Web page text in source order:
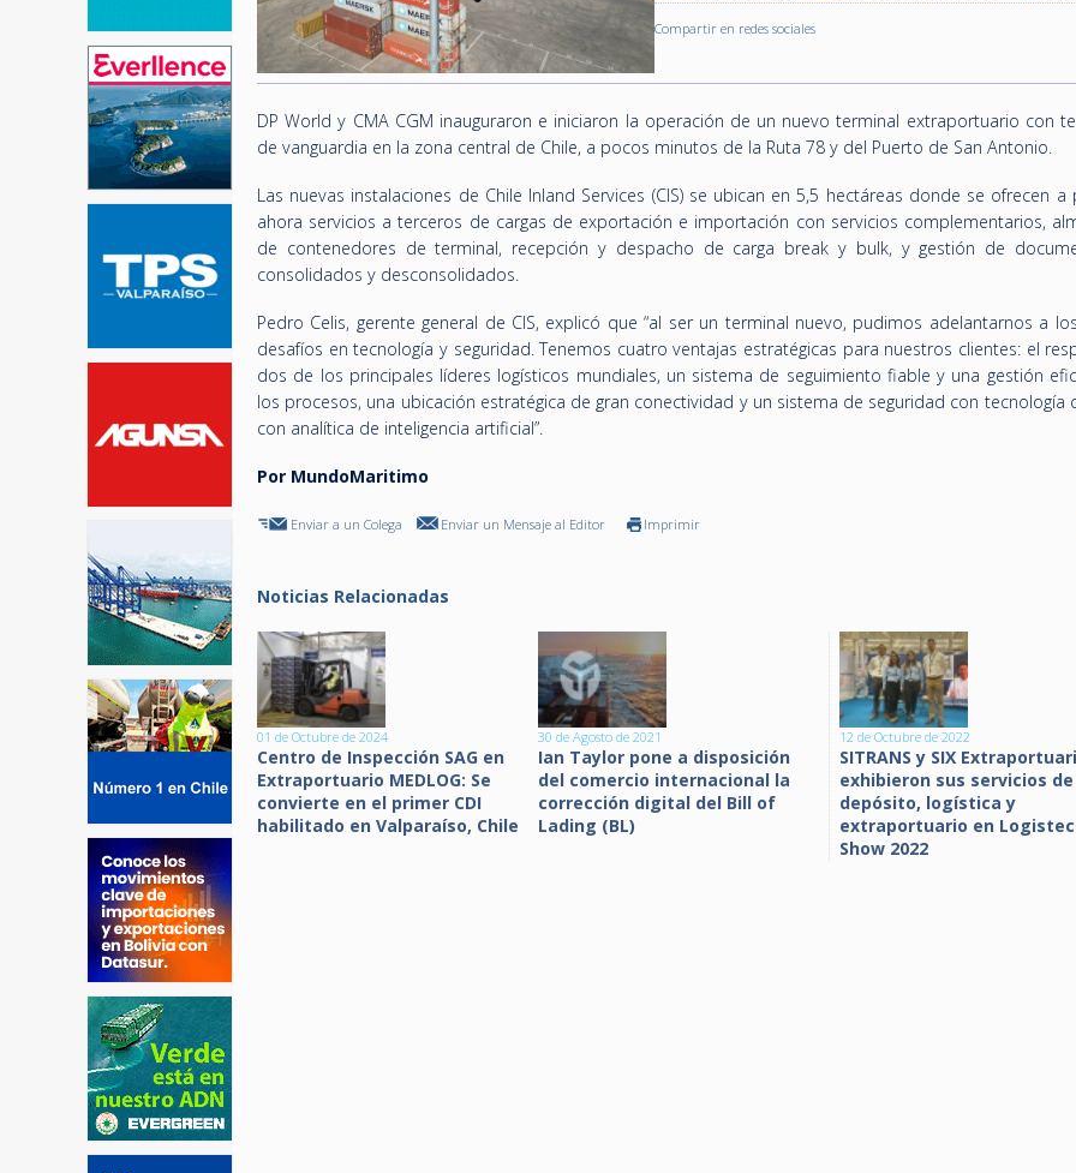
Compartir en redes sociales
DP World y CMA CGM inauguraron e iniciaron la operación de un nuevo terminal extraportuario con
de vanguardia en la zona central de Chile, a pocos minutos de la Ruta 78 y del Puerto de San Antonio.
Las nuevas instalaciones de Chile Inland Services (CIS) se ubican en 5,5 hectáreas donde se ofrecen a
ahora servicios a terceros de cargas de exportación e importación con servicios complementarios,
de contenedores de terminal, recepción y despacho de carga break y bulk, y gestión de
consolidados y desconsolidados.
Pedro Celis, gerente general de CIS, explicó que “al ser un terminal nuevo, pudimos adelantarnos a
desafíos en tecnología y seguridad. Tenemos cuatro ventajas estratégicas para nuestros clientes: el
dos de los principales líderes logísticos mundiales, un sistema de seguimiento fiable y una gestión
los procesos, una ubicación estratégica de gran conectividad y un sistema de seguridad con tecnología
con analítica de inteligencia artificial”.
Por MundoMaritimo
Enviar a un Colega Enviar un Mensaje al Editor Imprimir
Noticias Relacionadas
01 de Octubre de 2024
Centro de Inspección SAG en
Extraportuario MEDLOG: Se
convierte en el primer CDI
habilitado en Valparaíso, Chile
30 de Agosto de 2021
Ian Taylor pone a disposición
del comercio internacional la
corrección digital del Bill of
Lading (BL)
12 de Octubre de 2022
SITRANS y SIX
exhibieron sus servicios de
depósito, logística y
extraportuario en Logistec
Show 2022